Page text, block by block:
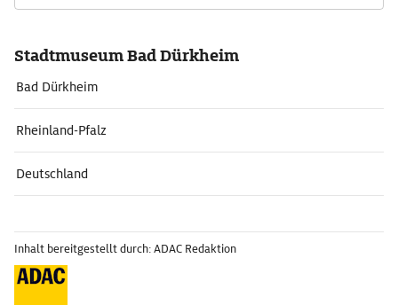
Stadtmuseum Bad Dürkheim
Bad Dürkheim
Rheinland-Pfalz
Deutschland
Inhalt bereitgestellt durch: ADAC Redaktion